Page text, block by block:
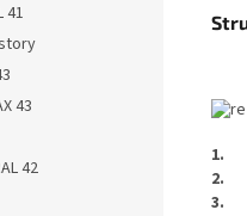
41
43
42
1.
2.
3.